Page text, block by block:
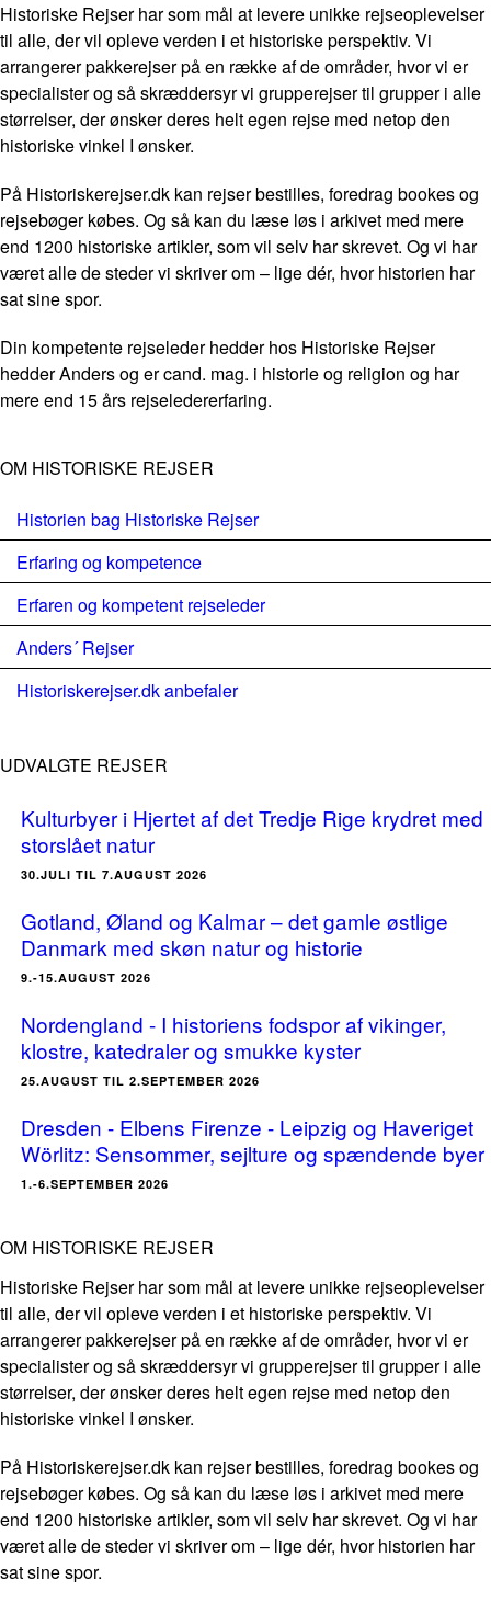
Historiske Rejser har som mål at levere unikke rejseoplevelser
til alle, der vil opleve verden i et historiske perspektiv. Vi
arrangerer pakkerejser på en række af de områder, hvor vi er
specialister og så skræddersyr vi grupperejser til grupper i alle
størrelser, der ønsker deres helt egen rejse med netop den
historiske vinkel I ønsker.
På Historiskerejser.dk kan rejser bestilles, foredrag bookes og
rejsebøger købes. Og så kan du læse løs i arkivet med mere
end 1200 historiske artikler, som vil selv har skrevet. Og vi har
været alle de steder vi skriver om – lige dér, hvor historien har
sat sine spor.
Din kompetente rejseleder hedder hos Historiske Rejser
hedder Anders og er cand. mag. i historie og religion og har
mere end 15 års rejseledererfaring.
OM HISTORISKE REJSER
Historien bag Historiske Rejser
Erfaring og kompetence
Erfaren og kompetent rejseleder
Anders´ Rejser
Historiskerejser.dk anbefaler
UDVALGTE REJSER
Kulturbyer i Hjertet af det Tredje Rige krydret med
storslået natur
30.JULI TIL 7.AUGUST 2026
Gotland, Øland og Kalmar – det gamle østlige
Danmark med skøn natur og historie
9.-15.AUGUST 2026
Nordengland - I historiens fodspor af vikinger,
klostre, katedraler og smukke kyster
25.AUGUST TIL 2.SEPTEMBER 2026
Dresden - Elbens Firenze - Leipzig og Haveriget
Wörlitz: Sensommer, sejlture og spændende byer
1.-6.SEPTEMBER 2026
OM HISTORISKE REJSER
Historiske Rejser har som mål at levere unikke rejseoplevelser
til alle, der vil opleve verden i et historiske perspektiv. Vi
arrangerer pakkerejser på en række af de områder, hvor vi er
specialister og så skræddersyr vi grupperejser til grupper i alle
størrelser, der ønsker deres helt egen rejse med netop den
historiske vinkel I ønsker.
På Historiskerejser.dk kan rejser bestilles, foredrag bookes og
rejsebøger købes. Og så kan du læse løs i arkivet med mere
end 1200 historiske artikler, som vil selv har skrevet. Og vi har
været alle de steder vi skriver om – lige dér, hvor historien har
sat sine spor.